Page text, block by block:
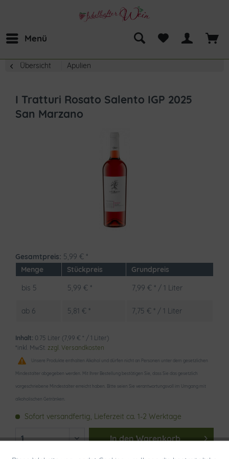
Menü
Übersicht Apulien
I Tratturi Rosato Salento IGP 2025
San Marzano
Gesamtpreis: 5,99 € *
Menge
Stückpreis
Grundpreis
bis 5 5,99 € * 7,99 € * / 1 Liter
ab 6 5,81 € * 7,75 € * / 1 Liter
Inhalt: 0.75 Liter (7,99 € * / 1 Liter)
*inkl. MwSt. zzgl. Versandkosten
Unsere Produkte enthalten Alkohol und dürfen nicht an Personen unter dem gesetzlichen
Mindestalter abgegeben werden. Mit Ihrer Bestellung bestätigen Sie, dass Sie das gesetzlich
vorgeschriebene Mindestalter erreicht haben. Bitte seien Sie verantwortungsvoll im Umgang mit
alkoholischen Getränken.
Sofort versandfertig, Lieferzeit ca. 1-2 Werktage
In den Warenkorb